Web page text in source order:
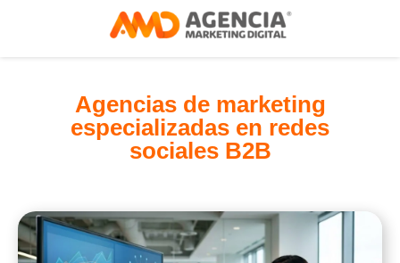
Agencias de marketing
especializadas en redes
sociales B2B